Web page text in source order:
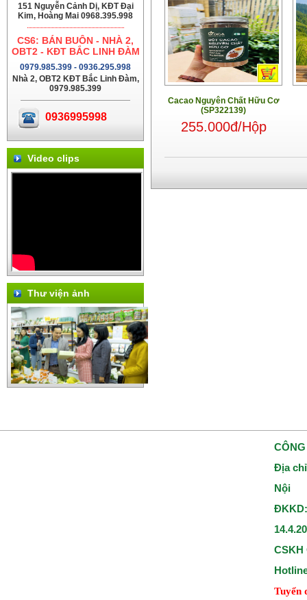
151 Nguyễn Cảnh Dị, KĐT Đại
Kim, Hoàng Mai 0968.395.998
CS6: BÁN BUÔN - NHÀ 2,
OBT2 - KĐT BẮC LINH ĐÀM
0979.985.399 - 0936.295.998
Nhà 2, OBT2 KĐT Bắc Linh Đàm,
0979.985.399
0936995998
Video clips
Thư viện ảnh
Cacao Nguyên Chất Hữu Cơ
(SP322139)
255.000đ/Hộp
Địa
Nội
CSKH
Tuyển